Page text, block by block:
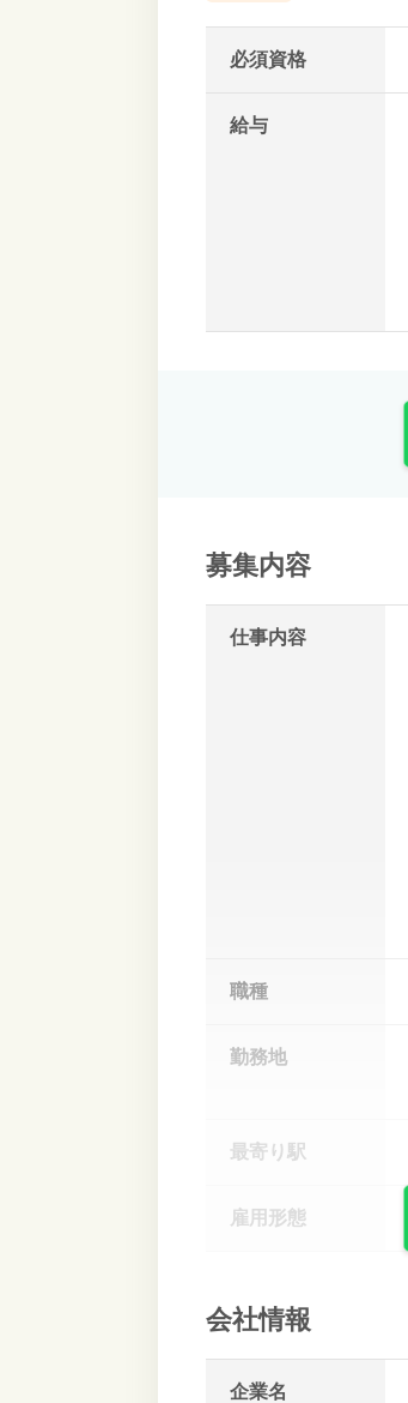
必須資格
給与
募集内容
仕事内容
職種
勤務地
最寄り駅
雇用形態
会社情報
企業名